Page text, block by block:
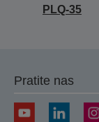
PLQ-35
Pratite nas